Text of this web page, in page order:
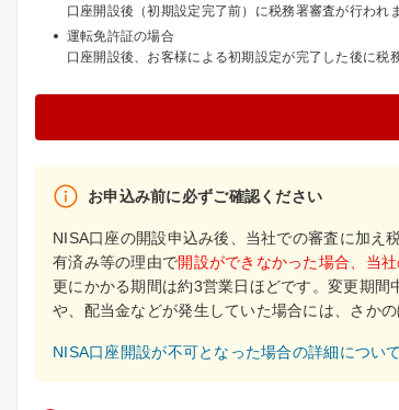
口座開設後（初期設定完了前）に税務署審査が行われま
運転免許証の場合
口座開設後、お客様による初期設定が完了した後に税
お申込み前に必ずご確認ください
NISA口座の開設申込み後、当社での審査に加え
有済み等の理由で開設ができなかった場合、当
更にかかる期間は約3営業日ほどです。変更期
や、配当金などが発生していた場合には、さか
NISA口座開設が不可となった場合の詳細につい